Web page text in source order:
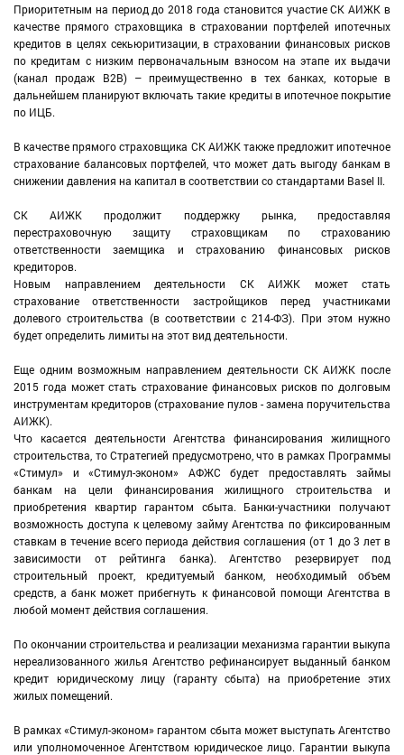
Приоритетным на период до 2018 года становится участие СК АИЖК в
качестве прямого страховщика в страховании портфелей ипотечных
кредитов в целях секьюритизации, в страховании финансовых рисков
по кредитам с низким первоначальным взносом на этапе их выдачи
(канал продаж B2B) – преимущественно в тех банках, которые в
дальнейшем планируют включать такие кредиты в ипотечное покрытие
по ИЦБ.
В качестве прямого страховщика СК АИЖК также предложит ипотечное
страхование балансовых портфелей, что может дать выгоду банкам в
снижении давления на капитал в соответствии со стандартами Basel II.
СК АИЖК продолжит поддержку рынка, предоставляя
перестраховочную защиту страховщикам по страхованию
ответственности заемщика и страхованию финансовых рисков
кредиторов.
Новым направлением деятельности СК АИЖК может стать
страхование ответственности застройщиков перед участниками
долевого строительства (в соответствии с 214-ФЗ). При этом нужно
будет определить лимиты на этот вид деятельности.
Еще одним возможным направлением деятельности СК АИЖК после
2015 года может стать страхование финансовых рисков по долговым
инструментам кредиторов (страхование пулов - замена поручительства
АИЖК).
Что касается деятельности Агентства финансирования жилищного
строительства, то Стратегией предусмотрено, что в рамках Программы
«Стимул» и «Стимул-эконом» АФЖС будет предоставлять займы
банкам на цели финансирования жилищного строительства и
приобретения квартир гарантом сбыта. Банки-участники получают
возможность доступа к целевому займу Агентства по фиксированным
ставкам в течение всего периода действия соглашения (от 1 до 3 лет в
зависимости от рейтинга банка). Агентство резервирует под
строительный проект, кредитуемый банком, необходимый объем
средств, а банк может прибегнуть к финансовой помощи Агентства в
любой момент действия соглашения.
По окончании строительства и реализации механизма гарантии выкупа
нереализованного жилья Агентство рефинансирует выданный банком
кредит юридическому лицу (гаранту сбыта) на приобретение этих
жилых помещений.
В рамках «Стимул-эконом» гарантом сбыта может выступать Агентство
или уполномоченное Агентством юридическое лицо. Гарантии выкупа